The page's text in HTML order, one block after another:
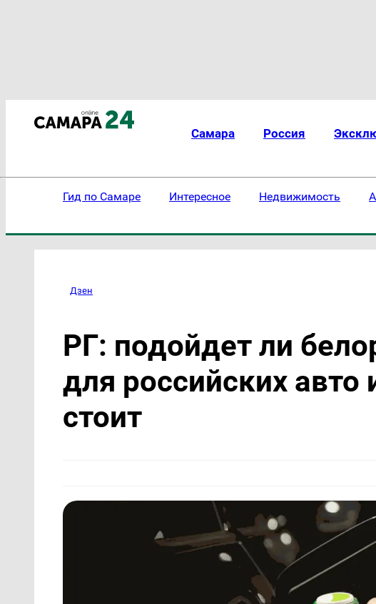
Самара Россия
Гид по Самаре Интересное Недвижимость
Дзен
РГ: подойдет ли
для российских авто
стоит